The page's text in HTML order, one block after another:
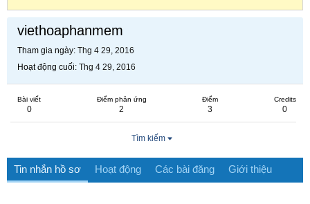
viethoaphanmem
Tham gia ngày Thg 4 29, 2016
Hoạt động cuối Thg 4 29, 2016
Bài viết
0
Điểm phản ứng
2
Điểm
3
Credits
0
Tìm kiếm
Tin nhắn hồ sơ Hoạt động Các bài đăng Giới thiệu